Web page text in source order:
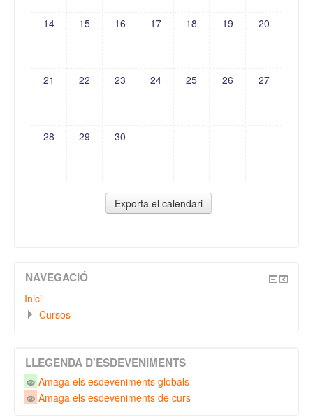
14 15 16 17 18 19 20
21 22 23 24 25 26 27
28 29 30
NAVEGACIÓ
Inici
Cursos
LLEGENDA D'ESDEVENIMENTS
Amaga els esdeveniments globals
Amaga els esdeveniments de curs